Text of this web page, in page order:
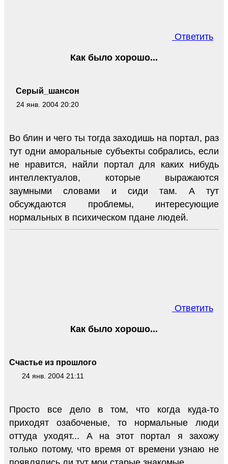
Ответить
Серый_шансон
24 янв. 2004 20:20
Как было хорошо...
Во блин и чего ты тогда заходишь на портал, раз
тут одни аморальные субъекты собрались, если
не нравится, найли портал для каких нибудь
интеллектуалов, которые выражаются
заумными словами и сиди там. А тут
обсуждаются проблемы, интересующие
нормальных в психическом пдане людей.
Ответить
Счастье из прошлого
24 янв. 2004 21:11
Как было хорошо...
Просто все дело в том, что когда куда-то
приходят озабоченые, то нормальные люди
оттуда уходят... А на этот портал я захожу
только потому, что время от времени узнаю не